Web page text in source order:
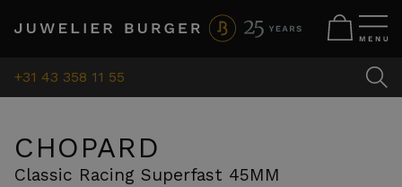
+31 43 358 11 55
CHOPARD
Classic Racing Superfast 45MM